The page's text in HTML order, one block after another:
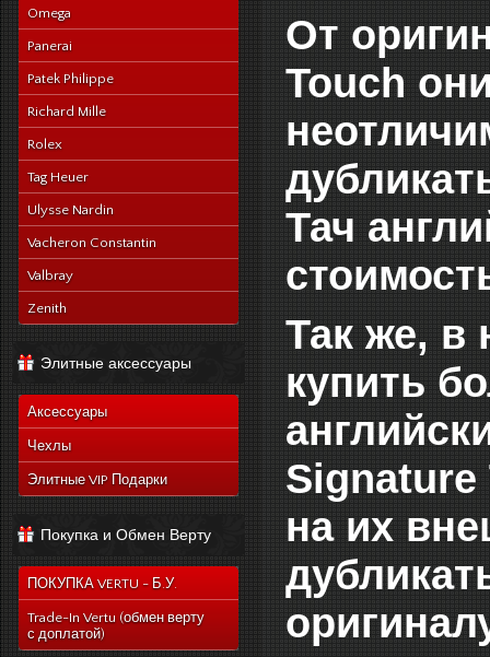
Omega
Panerai
Patek Philippe
Richard Mille
Rolex
Tag Heuer
Ulysse Nardin
Vacheron Constantin
Valbray
Zenith
Элитные аксессуары
Аксессуары
Чехлы
Элитные VIP Подарки
Покупка и Обмен Верту
ПОКУПКА VERTU - Б.У.
Trade-In Vertu (обмен верту
с доплатой)
От
Touch
Тач
Так же, в
купить
Signature
на их